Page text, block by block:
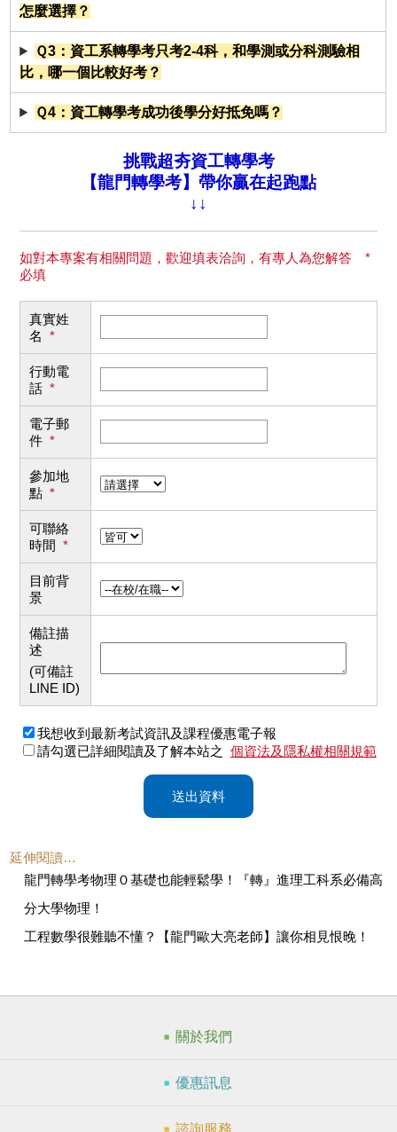
怎麼選擇？
Ｑ3：資工系轉學考只考2-4科，和學測或分科測驗相
比，哪一個比較好考？
Ｑ4：資工轉學考成功後學分好抵免嗎？
挑戰超夯資工轉學考
【龍門轉學考】帶你贏在起跑點
↓↓
如對本專案有相關問題，歡迎填表洽詢，有專人為您解答 *
必填
真實姓
名 *
行動電
話 *
電子郵
件 *
參加地
點 *
可聯絡
時間 *
目前背
景
備註描
述
(可備註
LINE ID)
我想收到最新考試資訊及課程優惠電子報
請勾選已詳細閱讀及了解本站之 個資法及隱私權相關規範
送出資料
延伸閱讀…
龍門轉學考物理０基礎也能輕鬆學！『轉』進理工科系必備高
分大學物理！
工程數學很難聽不懂？【龍門歐大亮老師】讓你相見恨晚！
關於我們
優惠訊息
諮詢服務